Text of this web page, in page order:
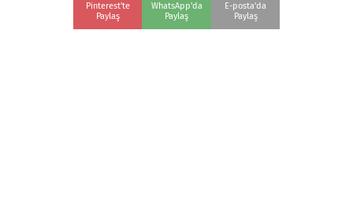
Pinterest'te
Paylaş
WhatsApp'da
Paylaş
E-posta'da
Paylaş